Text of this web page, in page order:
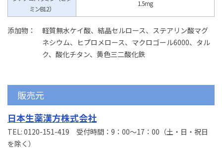
ミンB12）
1.5mg
添加物：
軽質無水ケイ酸、結晶セルロース、ステアリン酸マグ
ネシウム、ヒプロメロース、マクロゴール6000、タル
ク、酸化チタン、黄色三二酸化鉄
販売元
日本生薬漢方株式会社
TEL: 0120-151-419 受付時間：9：00～17：00（土・日・祝日
を除く）